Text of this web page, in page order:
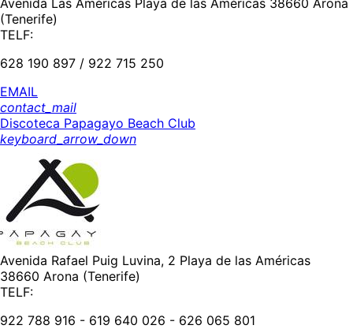
(Tenerife)
TELF:
628 190 897 / 922 715 250
EMAIL
contact_mail
Discoteca Papagayo Beach Club
keyboard_arrow_down
Avenida Rafael Puig Luvina, 2 Playa de las Américas
38660 Arona (Tenerife)
TELF:
922 788 916 - 619 640 026 - 626 065 801